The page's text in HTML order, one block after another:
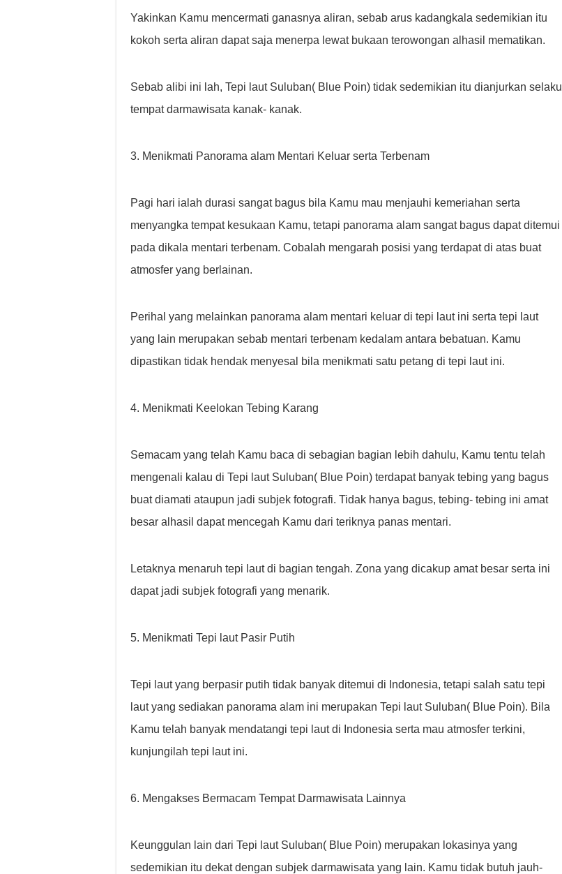
Yakinkan Kamu mencermati ganasnya aliran, sebab arus kadangkala sedemikian itu
kokoh serta aliran dapat saja menerpa lewat bukaan terowongan alhasil mematikan.
Sebab alibi ini lah, Tepi laut Suluban( Blue Poin) tidak sedemikian itu dianjurkan selaku
tempat darmawisata kanak- kanak.
3. Menikmati Panorama alam Mentari Keluar serta Terbenam
Pagi hari ialah durasi sangat bagus bila Kamu mau menjauhi kemeriahan serta
menyangka tempat kesukaan Kamu, tetapi panorama alam sangat bagus dapat ditemui
pada dikala mentari terbenam. Cobalah mengarah posisi yang terdapat di atas buat
atmosfer yang berlainan.
Perihal yang melainkan panorama alam mentari keluar di tepi laut ini serta tepi laut
yang lain merupakan sebab mentari terbenam kedalam antara bebatuan. Kamu
dipastikan tidak hendak menyesal bila menikmati satu petang di tepi laut ini.
4. Menikmati Keelokan Tebing Karang
Semacam yang telah Kamu baca di sebagian bagian lebih dahulu, Kamu tentu telah
mengenali kalau di Tepi laut Suluban( Blue Poin) terdapat banyak tebing yang bagus
buat diamati ataupun jadi subjek fotografi. Tidak hanya bagus, tebing- tebing ini amat
besar alhasil dapat mencegah Kamu dari teriknya panas mentari.
Letaknya menaruh tepi laut di bagian tengah. Zona yang dicakup amat besar serta ini
dapat jadi subjek fotografi yang menarik.
5. Menikmati Tepi laut Pasir Putih
Tepi laut yang berpasir putih tidak banyak ditemui di Indonesia, tetapi salah satu tepi
laut yang sediakan panorama alam ini merupakan Tepi laut Suluban( Blue Poin). Bila
Kamu telah banyak mendatangi tepi laut di Indonesia serta mau atmosfer terkini,
kunjungilah tepi laut ini.
6. Mengakses Bermacam Tempat Darmawisata Lainnya
Keunggulan lain dari Tepi laut Suluban( Blue Poin) merupakan lokasinya yang
sedemikian itu dekat dengan subjek darmawisata yang lain. Kamu tidak butuh jauh-